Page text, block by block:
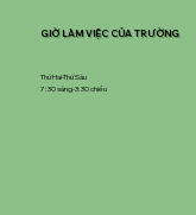
GIỜ LÀM VIỆC CỦA TRƯỜNG
Thứ Hai-Thứ Sáu
7:30 sáng-3:30 chiều